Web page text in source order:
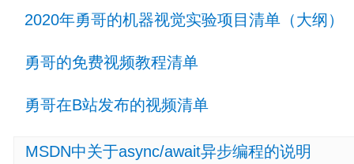
2020年勇哥的机器视觉实验项目清单（大纲）
勇哥的免费视频教程清单
勇哥在B站发布的视频清单
MSDN中关于async/await异步编程的说明